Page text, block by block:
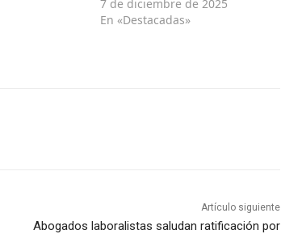
7 de diciembre de 2025
En «Destacadas»
Artículo siguiente
Abogados laboralistas saludan ratificación por